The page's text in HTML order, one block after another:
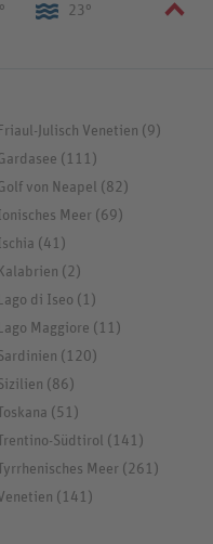
23°
Friaul-Julisch Venetien (9)
(111)
von Neapel (82)
Meer (69)
(41)
Kalabrien (2)
Lago di Iseo (1)
Lago Maggiore (11)
(120)
(86)
Toskana (51)
Trentino-Südtirol (141)
Tyrrhenisches Meer (261)
(141)